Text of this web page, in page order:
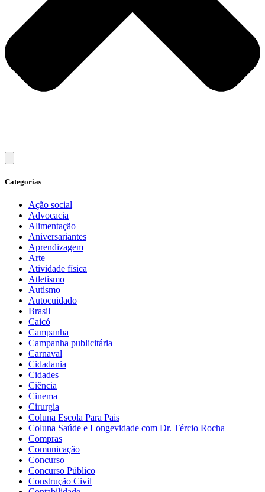
Categorias
Ação social
Advocacia
Alimentação
Aniversariantes
Aprendizagem
Arte
Atividade física
Atletismo
Autismo
Autocuidado
Brasil
Caicó
Campanha
Campanha publicitária
Carnaval
Cidadania
Cidades
Ciência
Cinema
Cirurgia
Coluna Escola Para Pais
Coluna Saúde e Longevidade com Dr. Tércio Rocha
Compras
Comunicação
Concurso
Concurso Público
Construção Civil